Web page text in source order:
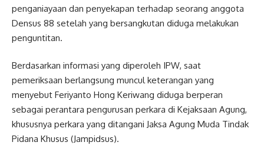
penganiayaan dan penyekapan terhadap seorang anggota
Densus 88 setelah yang bersangkutan diduga melakukan
penguntitan.
Berdasarkan informasi yang diperoleh IPW, saat
pemeriksaan berlangsung muncul keterangan yang
menyebut Feriyanto Hong Keriwang diduga berperan
sebagai perantara pengurusan perkara di Kejaksaan Agung,
khususnya perkara yang ditangani Jaksa Agung Muda Tindak
Pidana Khusus (Jampidsus).